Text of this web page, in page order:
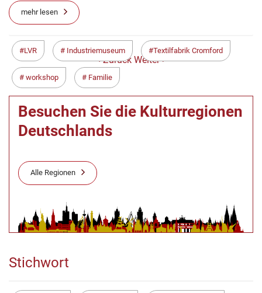
mehr lesen
LVR Industriemuseum Textilfabrik Cromford
workshop Familie
< Zurück Weiter >
Besuchen Sie die Kulturregionen
Deutschlands
Alle Regionen
Stichwort